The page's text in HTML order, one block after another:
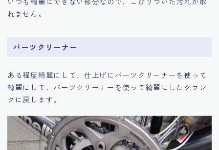
れません。
パーツクリーナー
ある程度綺麗にして、仕上げにパーツクリーナーを使って
綺麗にして、パーツクリーナーを使って綺麗にしたクラン
クに戻します。